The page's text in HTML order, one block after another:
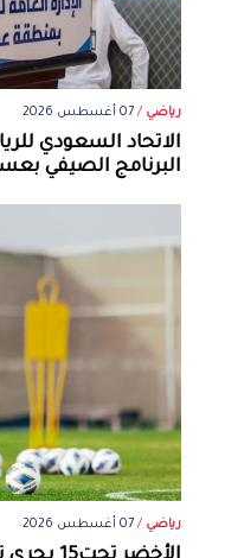
رياضي /07 أغسطس 2026
الاتحاد السعودي
البرنامج الصيفي
رياضي /07 أغسطس 2026